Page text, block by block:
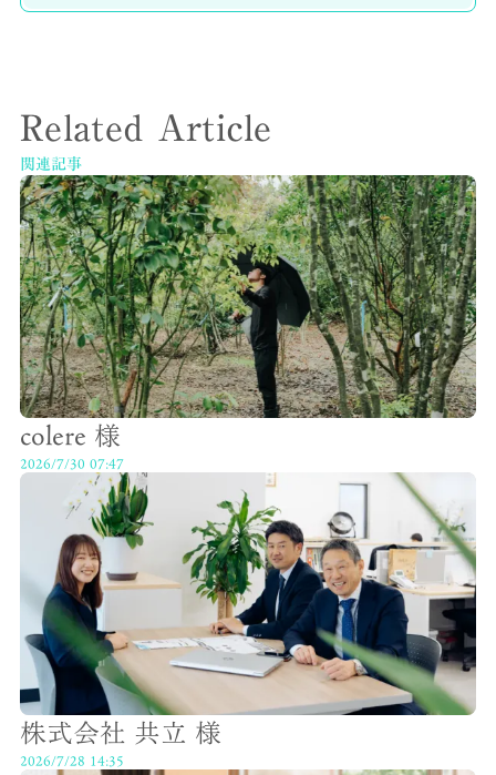
Related Article
関連記事
colere 様
2026/7/30 07:47
株式会社 共立 様
2026/7/28 14:35